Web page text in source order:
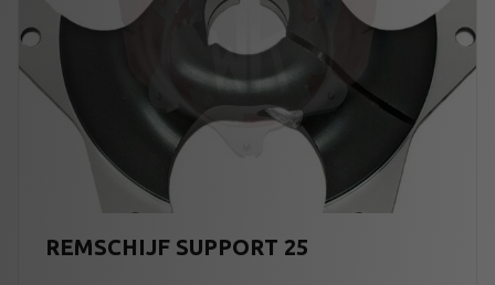
REMSCHIJF SUPPORT 25